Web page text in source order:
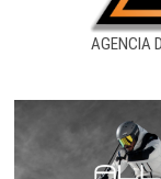
AGENCIA